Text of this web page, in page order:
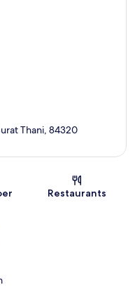
Thani, 84320
Restaurants